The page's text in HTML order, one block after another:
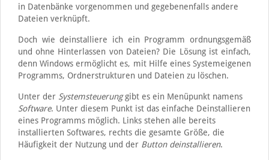
in Datenbänke vorgenommen und gegebenenfalls andere
Dateien verknüpft.
Doch wie deinstalliere ich ein Programm ordnungsgemäß
und ohne Hinterlassen von Dateien? Die Lösung ist einfach,
denn Windows ermöglicht es, mit Hilfe eines Systemeigenen
Programms, Ordnerstrukturen und Dateien zu löschen.
Unter der Systemsteuerunggibt es ein Menüpunkt namens
Software. Unter diesem Punkt ist das einfache Deinstallieren
eines Programms möglich. Links stehen alle bereits
installierten Softwares, rechts die gesamte Größe, die
Häufigkeit der Nutzung und der Button deinstallieren.